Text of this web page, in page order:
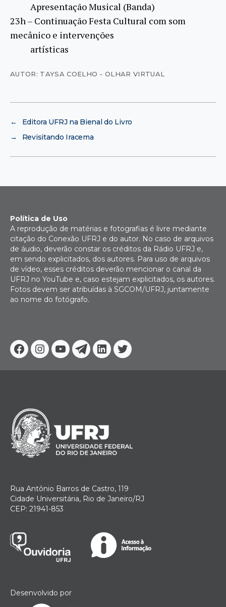
Apresentação Musical (Banda)
23h – Continuação Festa Cultural com som
mecânico e intervenções
artísticas
AUTOR: TAYSA COELHO - OLHAR VIRTUAL
←
Editora UFRJ na Bienal do Livro
→
Revisitando Iracema
Facebook
Instagram
YoutubeTelegram
Linkedin
Twitter
Política de Uso
A reprodução de matérias e fotografias é livre mediante
citação do Conexão UFRJ e do autor. No caso de arquivos
de áudio, deverão constar os créditos da Rádio UFRJ e,
em sendo explicitados, dos autores. Para uso de arquivos
de vídeo, esses créditos deverão mencionar o canal da
UFRJ no YouTube e, caso estejam explicitados, os autores.
Fotos devem ser atribuídas à SGCOM/UFRJ, juntamente
ao nome do fotógrafo.
Rua Antônio Barros de Castro, 119
Cidade Universitária, Rio de Janeiro/RJ
CEP: 21941-853
Desenvolvido por